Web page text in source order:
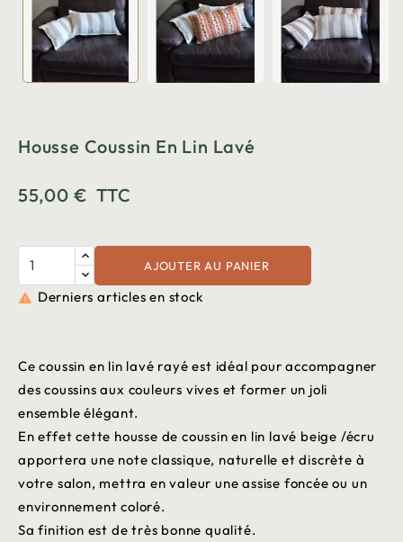
Housse Coussin En Lin Lavé
55,00 € TTC
AJOUTER AU PANIER
 Derniers articles en stock
Ce coussin en lin lavé rayé est idéal pour accompagner
des coussins aux couleurs vives et former un joli
ensemble élégant.
En effet cette housse de coussin en lin lavé beige /écru
apportera une note classique, naturelle et discrète à
votre salon, mettra en valeur une assise foncée ou un
environnement coloré.
Sa finition est de très bonne qualité.